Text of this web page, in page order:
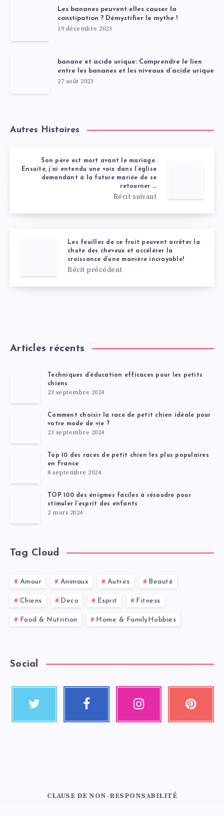
Les bananes peuvent-elles causer la
constipation ? Démystifier le mythe !
19 décembre 2023
banane et acide urique: Comprendre le lien
entre les bananes et les niveaux d’acide urique
27 août 2023
Autres Histoires
Son père est mort avant le mariage.
Ensuite, j’ai entendu une voix dans l’église
demandant à la future mariée de se
retourner …
Récit suivant
Les feuilles de ce fruit peuvent arrêter la
chute des cheveux et accélérer la
croissance d’une manière incroyable!
Récit précédent
Articles récents
Techniques d’éducation efficaces pour les petits
chiens
23 septembre 2024
Comment choisir la race de petit chien idéale pour
votre mode de vie ?
23 septembre 2024
Top 10 des races de petit chien les plus populaires
en France
8 septembre 2024
TOP 100 des énigmes faciles à résoudre pour
stimuler l’esprit des enfants
2 mars 2024
Tag Cloud
Amour Animaux Autres Beauté
Chiens Deco Esprit Fitness
Food & Nutrition Home & FamilyHobbies
Social
CLAUSE DE NON-RESPONSABILITÉ